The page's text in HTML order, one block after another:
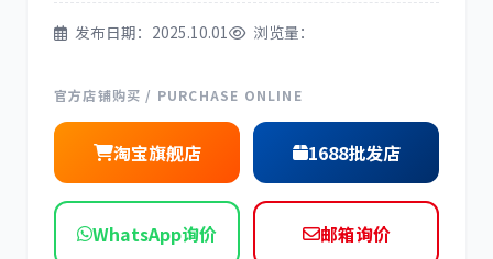
发布日期：2025.10.01 浏览量：
官方店铺购买 / PURCHASE ONLINE
淘宝旗舰店 1688批发店
WhatsApp询价 邮箱询价